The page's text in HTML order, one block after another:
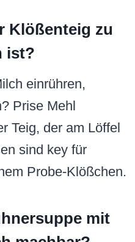
Klößenteig zu
ist?
einrühren,
Prise Mehl
Teig, der am Löffel
sind key für
Probe-Klößchen.
mit